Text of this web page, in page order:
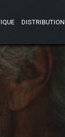
DISTRIBUTION